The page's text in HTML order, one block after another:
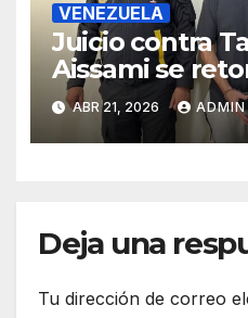
VENEZUELA
Juicio contra
Aissami se
miércoles tras
en la
martes
ABR 21, 2026 ADMIN
Deja una
Tu dirección de correo